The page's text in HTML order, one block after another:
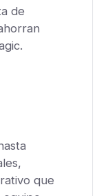
de
que